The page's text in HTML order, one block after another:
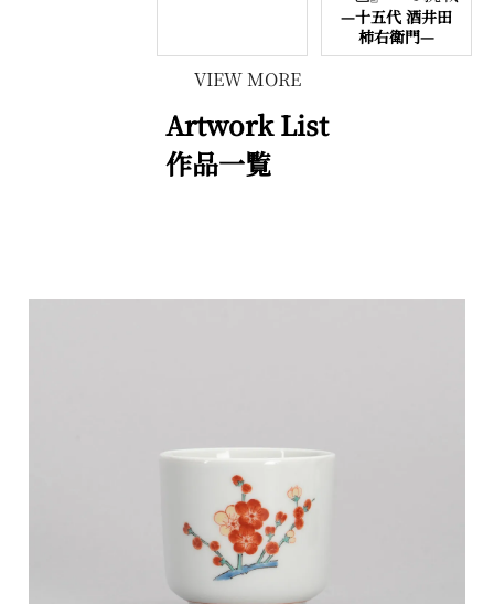
—十五代 酒井田
柿右衛門—
VIEW MORE
Artwork List
作品一覧